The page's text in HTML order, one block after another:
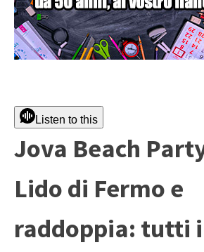
Listen to this
Jova Beach
Lido di Fermo e
raddoppia: tutti